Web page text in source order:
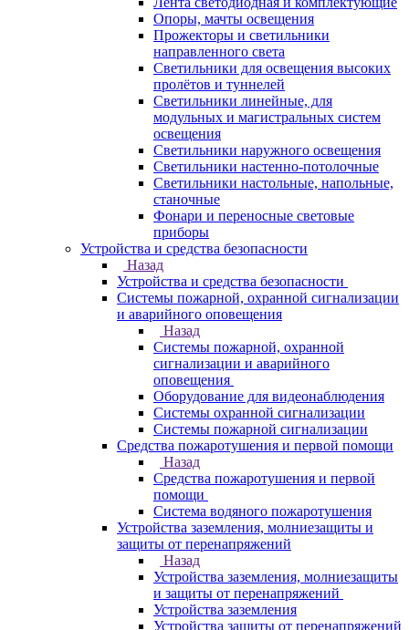
Опоры, мачты освещения
Прожекторы и светильники
направленного света
Светильники для освещения высоких
пролётов и туннелей
Светильники линейные, для
модульных и магистральных систем
освещения
Светильники наружного освещения
Светильники настенно-потолочные
Светильники настольные, напольные,
станочные
Фонари и переносные световые
приборы
Устройства и средства безопасности
Назад
Устройства и средства безопасности
Системы пожарной, охранной сигнализации
и аварийного оповещения
Назад
Системы пожарной, охранной
сигнализации и аварийного
оповещения
Оборудование для видеонаблюдения
Системы охранной сигнализации
Системы пожарной сигнализации
Средства пожаротушения и первой помощи
Назад
Средства пожаротушения и первой
помощи
Система водяного пожаротушения
Устройства заземления, молниезащиты и
защиты от перенапряжений
Назад
Устройства заземления, молниезащиты
и защиты от перенапряжений
Устройства заземления
Устройства защиты от перенапряжений